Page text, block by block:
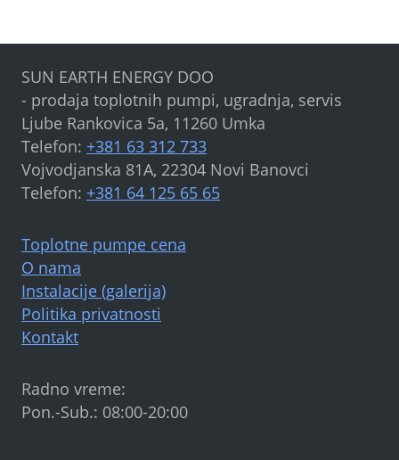
Toplotne pumpe cena
O nama
Instalacije (galerija)
Politika privatnosti
Kontakt
SUN EARTH ENERGY DOO
- prodaja toplotnih pumpi, ugradnja, servis
Ljube Rankovica 5a, 11260 Umka
Telefon: +381 63 312 733
Vojvodjanska 81A, 22304 Novi Banovci
Telefon: +381 64 125 65 65
Radno vreme:
Pon.-Sub.: 08:00-20:00